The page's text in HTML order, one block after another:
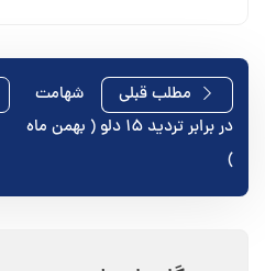
راهبری
نوشته
مطلب قبلی
شهامت
در برابر تردید ۱۵ دلو ( بهمن ماه
)